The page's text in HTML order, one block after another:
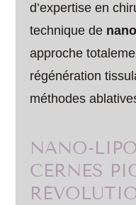
d’expertise en
technique de
approche
régénération
méthodes
NANO-
CERNES